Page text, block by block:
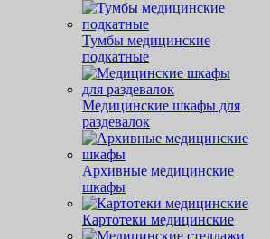
Тумбы медицинские
подкатные
Медицинские шкафы для
раздевалок
Архивные медицинские
шкафы
Картотеки медицинские